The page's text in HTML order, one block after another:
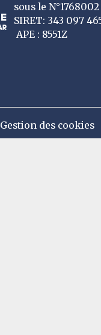
sous le N°1768002
SIRET: 343 097
APE : 8551Z
Gestion des cookies